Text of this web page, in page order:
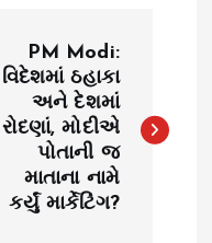
PM Modi:
વિદેશમાં ઠહાકા
અને દેશમાં
રોદણાં, મોદીએ
પોતાની જ
માતાના નામે
કર્યું માર્કેટિંગ?